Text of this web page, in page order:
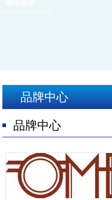
品牌中心
品牌中心